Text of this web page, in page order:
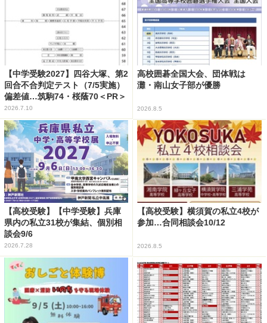
【中学受験2027】四谷大塚、第2
回合不合判定テスト（7/5実施）
偏差値…筑駒74・桜蔭70＜PR＞
2026.7.10
高校囲碁全国大会、団体戦は
灘・南山女子部が優勝
2026.8.5
【高校受験】【中学受験】兵庫
県内の私立31校が集結、個別相
談会9/6
2026.7.28
【高校受験】横須賀の私立4校が
参加…合同相談会10/12
2026.8.5